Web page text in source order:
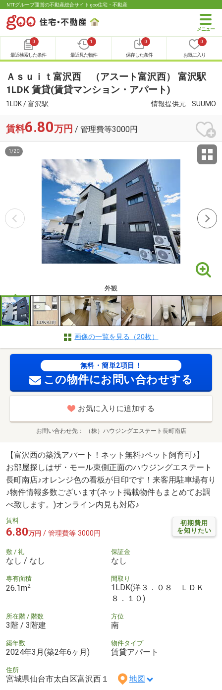
NTTグループ運営の不動産総合サイト goo住宅・不動産
0
最近検索した条件
1
最近見た物件
0
保存した条件
0
お気に入り
Ａｓｕｉｔ富沢西 （アスート富沢西） 富沢駅
1LDK 賃貸(賃貸マンション・アパート)
1LDK / 富沢駅 情報提供元 SUUMO
賃料6.80万円 / 管理費等3000円
外観
1 /20
画像の一覧を見る（20枚）
無料・簡単2項目！
この物件にお問い合わせする
お気に入りに追加する
お問い合わせ先 （株）ハウジングエステート長町南店
【富沢西の築浅アパート！ネット無料♪ペット飼育可♪】
お部屋探しはザ・モール東側正面のハウジングエステート
長町南店♪オレンジ色の看板が目印です！来客用駐車場有り
♪物件情報多数ございます(ネット掲載物件もまとめてお調
べ致します。)オンライン内見も対応♪
初期費用
を知りたい
賃料
6.80万円 / 管理費等 3000円
敷 / 礼
なし / なし
保証金
なし
専有面積
26.1m2
間取り
1LDK(洋３．０８ ＬＤＫ
８．１０)
所在階 / 階数
3階 / 3階建
方位
南
築年数
2024年3月(築2年6ヶ月)
物件タイプ
賃貸アパート
住所
宮城県仙台市太白区富沢西１ 地図